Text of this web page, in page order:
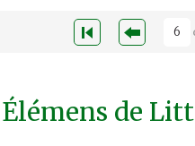
Élémens de